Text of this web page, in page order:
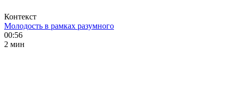
Контекст
Молодость в рамках разумного
00:56
2 мин